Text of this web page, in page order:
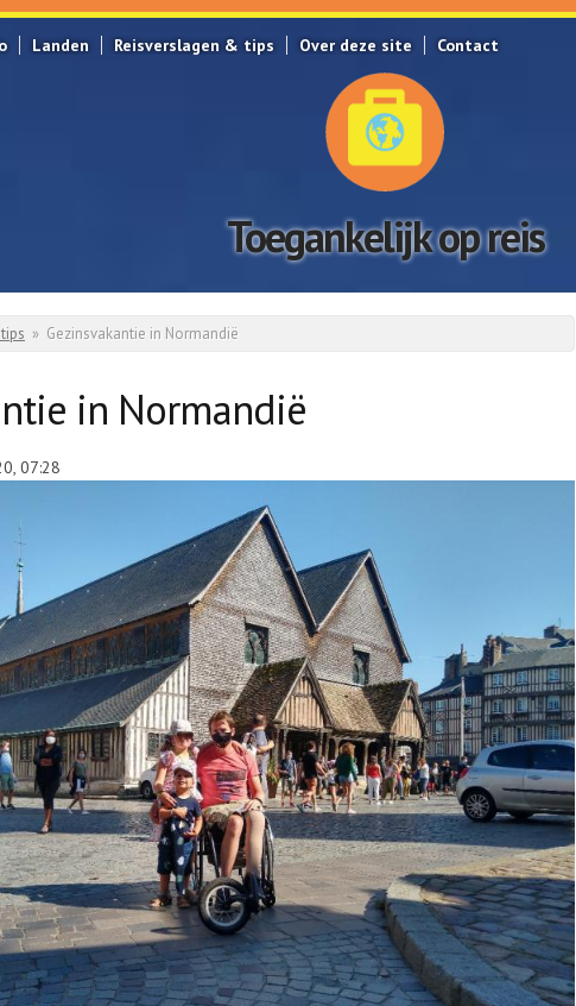
Landen Reisverslagen & tips Over deze site Contact
Toegankelijk op reis
» Gezinsvakantie in Normandië
in Normandië
07:28